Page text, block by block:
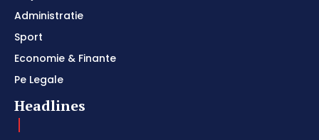
Administratie
Sport
Economie & Finante
Pe Legale
Headlines